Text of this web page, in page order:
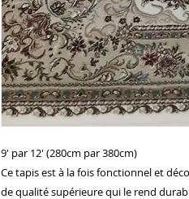
9' par 12' (280cm par 380cm)
Ce tapis est à la fois fonctionnel et
de qualité supérieure qui le rend